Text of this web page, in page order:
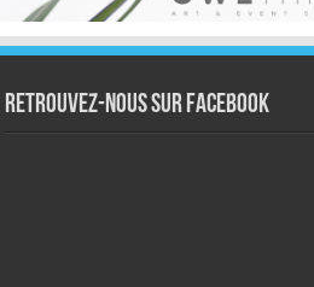
Retrouvez-nous sur Facebook